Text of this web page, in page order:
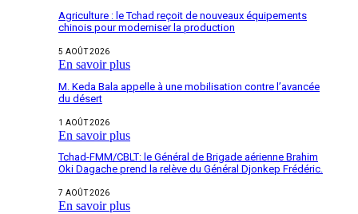
Agriculture : le Tchad reçoit de nouveaux équipements
chinois pour moderniser la production
5 AOÛT 2026
En savoir plus
M. Keda Bala appelle à une mobilisation contre l’avancée
du désert
1 AOÛT 2026
En savoir plus
Tchad-FMM/CBLT: le Général de Brigade aérienne Brahim
Oki Dagache prend la relève du Général Djonkep Frédéric.
7 AOÛT 2026
En savoir plus